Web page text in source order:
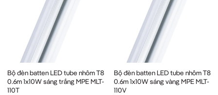
Bộ đèn batten LED tube nhôm T8
0.6m 1x10W sáng trắng MPE MLT-
110T
Bộ đèn batten LED tube nhôm T8
0.6m 1x10W sáng vàng MPE MLT-
110V